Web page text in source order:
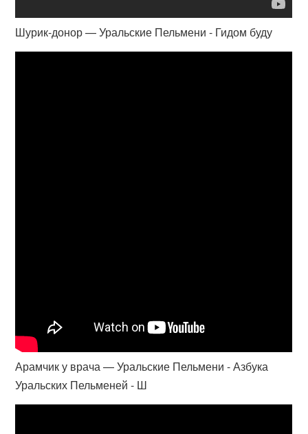
Шурик-донор — Уральские Пельмени - Гидом буду
Арамчик у врача — Уральские Пельмени - Азбука
Уральских Пельменей - Ш